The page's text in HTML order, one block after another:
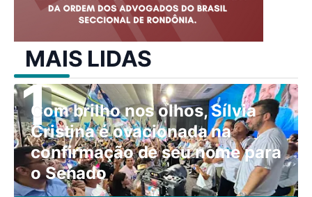
MAIS LIDAS
Com brilho nos olhos, Sílvia
Cristina é ovacionada na
confirmação de seu nome para
o Senado